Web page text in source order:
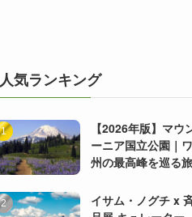
人気ランキング
【2026年版】マウ
ーニア国立公園｜
州の最高峰を巡る旅
イサム・ノグチ x